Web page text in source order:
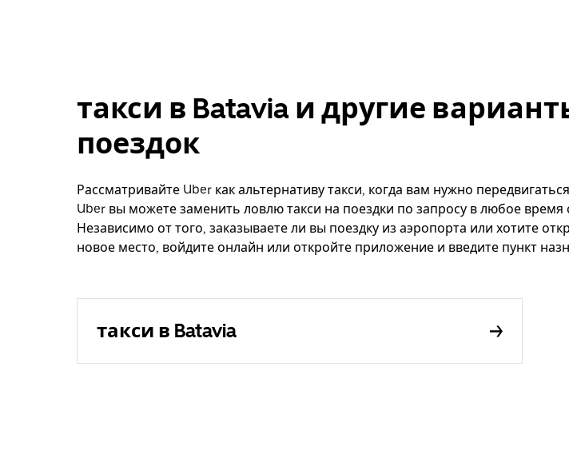
такси в Batavia и другие
поездок
Рассматривайте Uber как альтернативу такси, когда вам нужно
Uber вы можете заменить ловлю такси на поездки по запросу в любое время
Независимо от того, заказываете ли вы поездку из аэропорта или хотите
новое место, войдите онлайн или откройте приложение и введите пункт
такси в Batavia